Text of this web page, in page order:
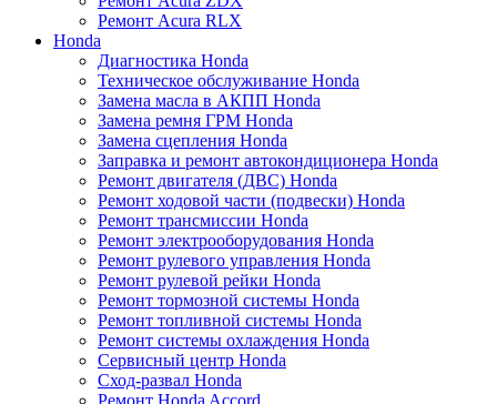
Ремонт Acura RLX
Honda
Диагностика Honda
Техническое обслуживание Honda
Замена масла в АКПП Honda
Замена ремня ГРМ Honda
Замена сцепления Honda
Заправка и ремонт автокондиционера Honda
Ремонт двигателя (ДВС) Honda
Ремонт ходовой части (подвески) Honda
Ремонт трансмиссии Honda
Ремонт электрооборудования Honda
Ремонт рулевого управления Honda
Ремонт рулевой рейки Honda
Ремонт тормозной системы Honda
Ремонт топливной системы Honda
Ремонт системы охлаждения Honda
Сервисный центр Honda
Сход-развал Honda
Ремонт Honda Accord